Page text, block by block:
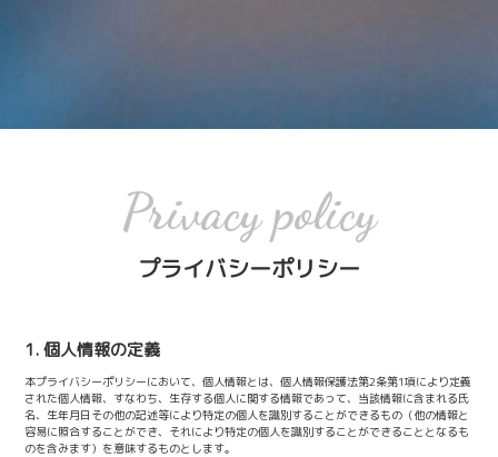
Privacy policy
プライバシーポリシー
1. 個人情報の定義
本プライバシーポリシーにおいて、個人情報とは、個人情報保護法第2条第1項により定義
された個人情報、すなわち、生存する個人に関する情報であって、当該情報に含まれる氏
名、生年月日その他の記述等により特定の個人を識別することができるもの（他の情報と
容易に照合することができ、それにより特定の個人を識別することができることとなるも
のを含みます）を意味するものとします。